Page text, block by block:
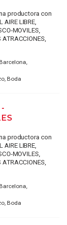
productora con
LIBRE,
MOVILES,
Boda
productora con
LIBRE,
MOVILES,
Boda